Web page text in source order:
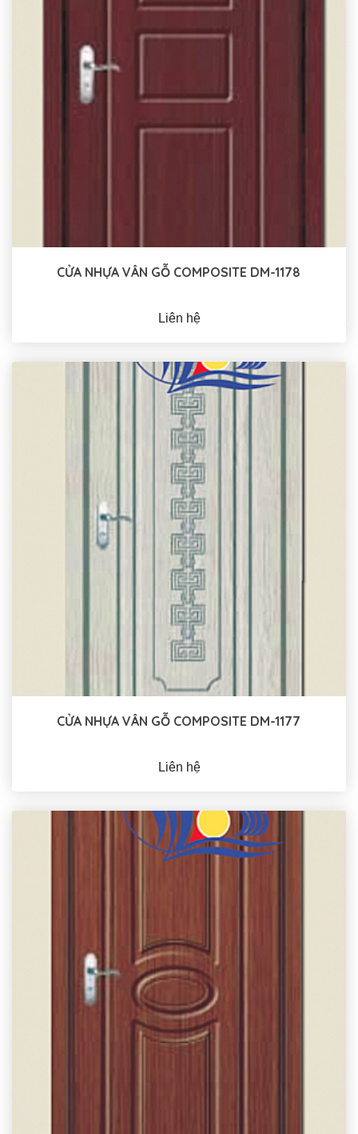
CỬA NHỰA VÂN GỖ COMPOSITE DM-1178
Liên hệ
CỬA NHỰA VÂN GỖ COMPOSITE DM-1177
Liên hệ